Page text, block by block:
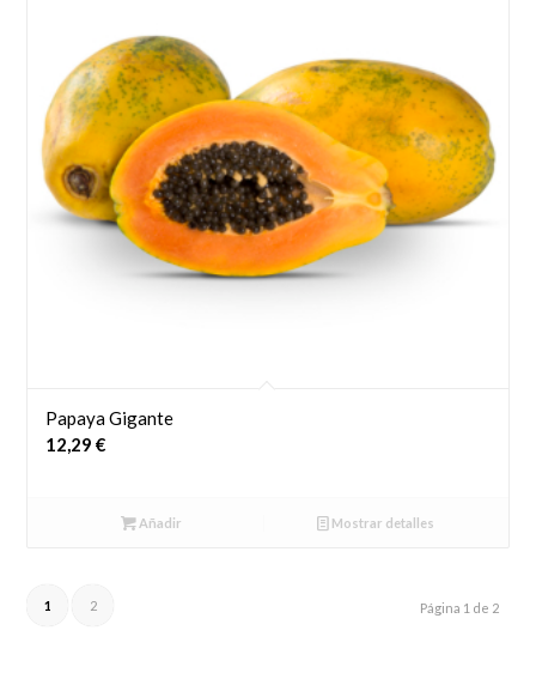
Papaya Gigante
12,29€
Añadir Mostrar detalles
Página 1 de 2
1 2